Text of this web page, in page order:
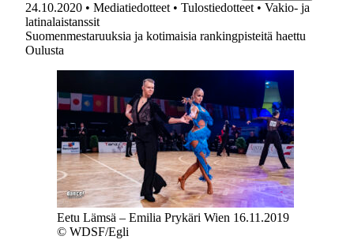
24.10.2020 • Mediatiedotteet • Tulostiedotteet • Vakio- ja
latinalaistanssit
Suomenmestaruuksia ja kotimaisia rankingpisteitä haettu
Oulusta
Eetu Lämsä – Emilia Prykäri Wien 16.11.2019
© WDSF/Egli